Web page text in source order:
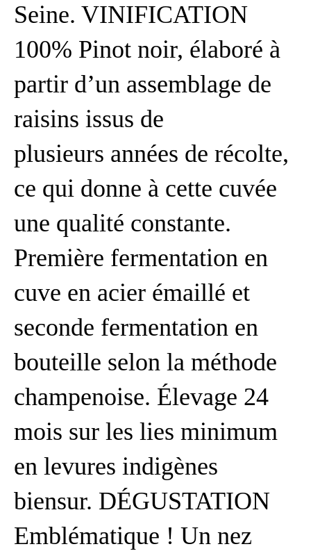
Seine. VINIFICATION
100% Pinot noir, élaboré à
partir d’un assemblage de
raisins issus de
plusieurs années de récolte,
ce qui donne à cette cuvée
une qualité constante.
Première fermentation en
cuve en acier émaillé et
seconde fermentation en
bouteille selon la méthode
champenoise. Élevage 24
mois sur les lies minimum
en levures indigènes
biensur. DÉGUSTATION
Emblématique ! Un nez